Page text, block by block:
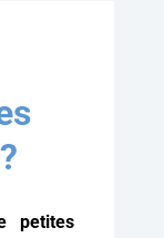
petites